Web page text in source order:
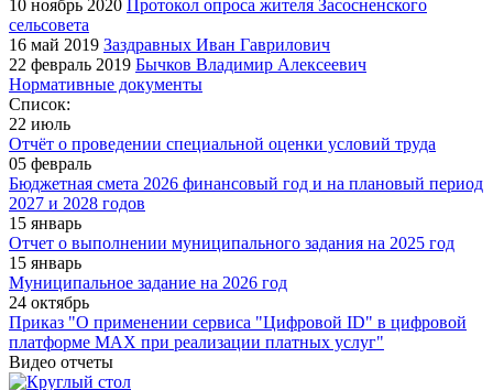
10 ноябрь 2020 Протокол опроса жителя Засосненского
сельсовета
16 май 2019 Заздравных Иван Гаврилович
22 февраль 2019 Бычков Владимир Алексеевич
Нормативные документы
Список:
22 июль
Отчёт о проведении специальной оценки условий труда
05 февраль
Бюджетная смета 2026 финансовый год и на плановый период
2027 и 2028 годов
15 январь
Отчет о выполнении муниципального задания на 2025 год
15 январь
Муниципальное задание на 2026 год
24 октябрь
Приказ "О применении сервиса "Цифровой ID" в цифровой
платформе МАХ при реализации платных услуг"
Видео отчеты